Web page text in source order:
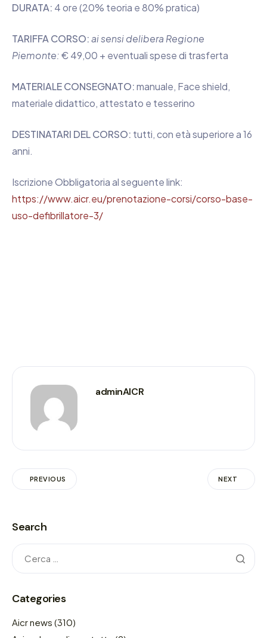
DURATA: 4 ore (20% teoria e 80% pratica)
TARIFFA CORSO:ai sensi delibera Regione
Piemonte:€ 49,00 + eventuali spese di trasferta
MATERIALE CONSEGNATO:manuale, Face shield,
materiale didattico, attestato e tesserino
DESTINATARI DEL CORSO: tutti, con età superiore a 16
anni.
Iscrizione Obbligatoria al seguente link:
https://www.aicr.eu/prenotazione-corsi/corso-base-
uso-defibrillatore-3/
adminAICR
PREVIOUS NEXT
Search
Categories
Aicr news (310)